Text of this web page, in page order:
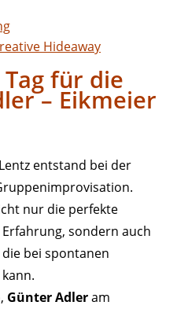
Hideaway
für die
– Eikmeier
entstand bei der
nur die perfekte
sondern auch
bei spontanen
Günter Adleram